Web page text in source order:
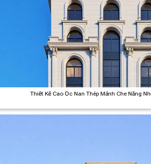
Thiết Kế Cao Ốc Nan Thép Mảnh Che Nắng